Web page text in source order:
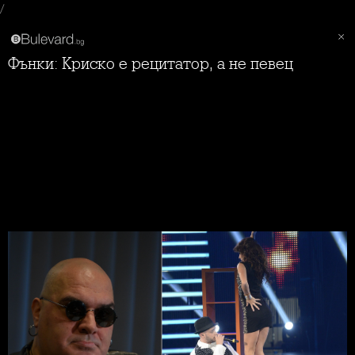
/
Фънки: Криско е рецитатор, а не певец